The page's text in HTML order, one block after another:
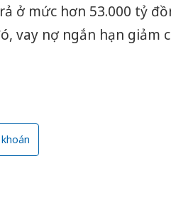
ở mức hơn 53.000 tỷ
vay nợ ngắn hạn giảm